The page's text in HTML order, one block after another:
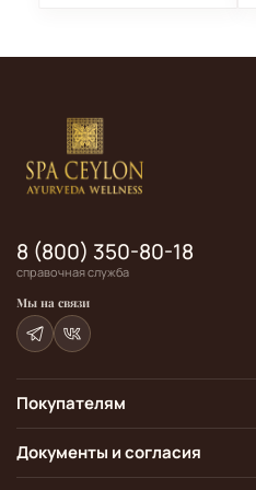
Покупателям
Документы и согласия
8 (800) 350-80-18
справочная служба
Мы на связи